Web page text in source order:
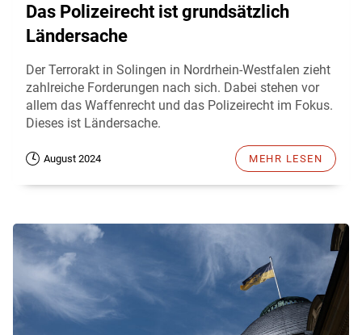
Das Polizeirecht ist grundsätzlich
Ländersache
Der Terrorakt in Solingen in Nordrhein-Westfalen zieht
zahlreiche Forderungen nach sich. Dabei stehen vor
allem das Waffenrecht und das Polizeirecht im Fokus.
Dieses ist Ländersache.
August 2024 MEHR LESEN